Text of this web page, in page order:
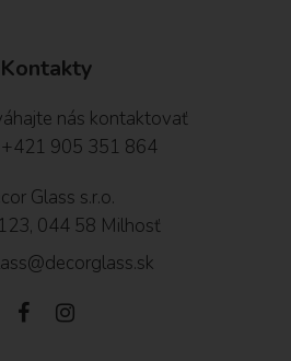
Kontakty
nás kontaktovať
+421 905 351 864
Glass s.r.o.
044 58 Milhosť